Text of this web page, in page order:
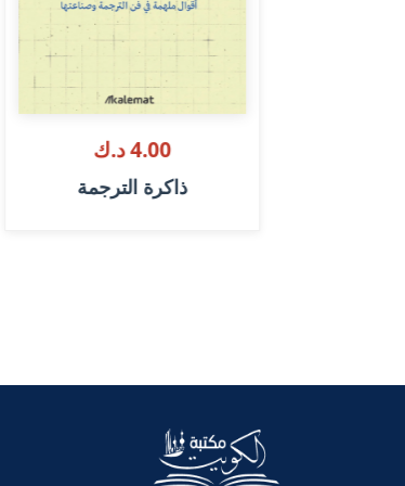
4.00 د.ك
ذاكرة الترجمة